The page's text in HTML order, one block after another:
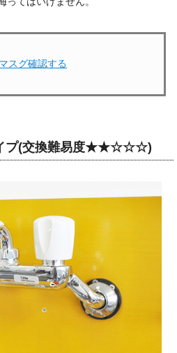
スグ確認する
イプ(交換難易度★★☆☆☆)